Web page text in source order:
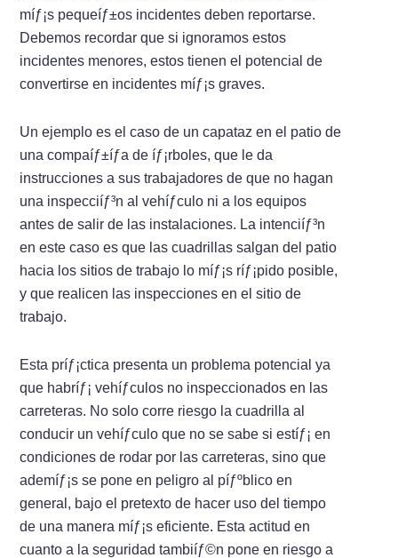
míƒ¡s pequeíƒ±os incidentes deben reportarse.
Debemos recordar que si ignoramos estos
incidentes menores, estos tienen el potencial de
convertirse en incidentes míƒ¡s graves.
Un ejemplo es el caso de un capataz en el patio de
una compaíƒ±íƒ­a de íƒ¡rboles, que le da
instrucciones a sus trabajadores de que no hagan
una inspecciíƒ³n al vehíƒ­culo ni a los equipos
antes de salir de las instalaciones. La intenciíƒ³n
en este caso es que las cuadrillas salgan del patio
hacia los sitios de trabajo lo míƒ¡s ríƒ¡pido posible,
y que realicen las inspecciones en el sitio de
trabajo.
Esta príƒ¡ctica presenta un problema potencial ya
que habríƒ¡ vehíƒ­culos no inspeccionados en las
carreteras. No solo corre riesgo la cuadrilla al
conducir un vehíƒ­culo que no se sabe si estíƒ¡ en
condiciones de rodar por las carreteras, sino que
ademíƒ¡s se pone en peligro al píƒºblico en
general, bajo el pretexto de hacer uso del tiempo
de una manera míƒ¡s eficiente. Esta actitud en
cuanto a la seguridad tambiíƒ©n pone en riesgo a